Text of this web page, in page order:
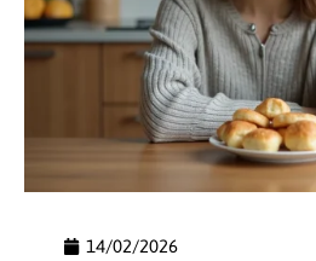
14/02/2026